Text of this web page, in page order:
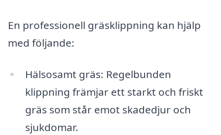
En professionell gräsklippning kan hjälp
med följande:
Hälsosamt gräs: Regelbunden
klippning främjar ett starkt och friskt
gräs som står emot skadedjur och
sjukdomar.